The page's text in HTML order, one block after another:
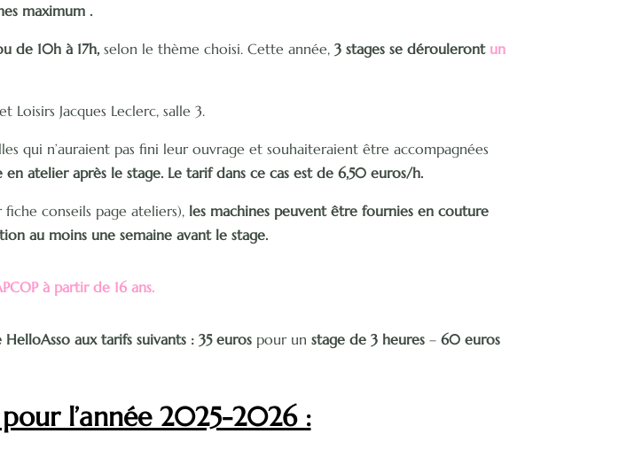
maximum .
de 10h à 17h, selon le thème choisi. Cette année,3 stages se dérouleront un
Loisirs Jacques Leclerc, salle 3.
qui n’auraient pas fini leur ouvrage et souhaiteraient être accompagnées
atelier après le stage. Le tarif dans ce cas est de 6,50 euros/h.
fiche conseils page ateliers), les machines peuvent être fournies en couture
au moins une semaine avant le stage.
à partir de 16 ans.
aux tarifs suivants :35 euros pour unstage de 3 heures –60 euros
pour l’année 2025-2026 :